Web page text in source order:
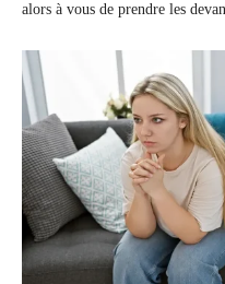
alors à vous de prendre les